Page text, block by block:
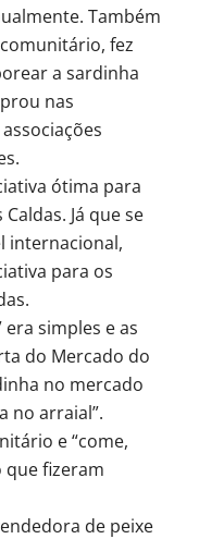
Também
fez
a sardinha
nas
ótima para
Já que se
internacional,
para os
era simples e as
do Mercado do
no mercado
no arraial”.
e “come,
que fizeram
de peixe